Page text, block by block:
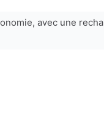
avec une